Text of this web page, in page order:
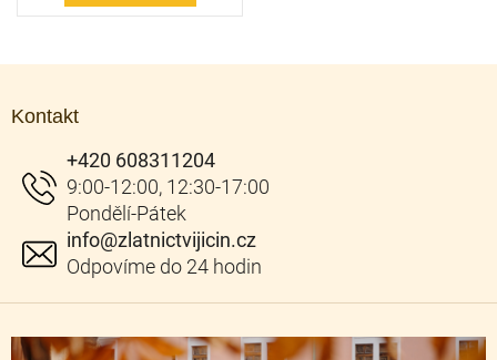
Kontakt
info@zlatnictvijicin.cz
+420 608311204